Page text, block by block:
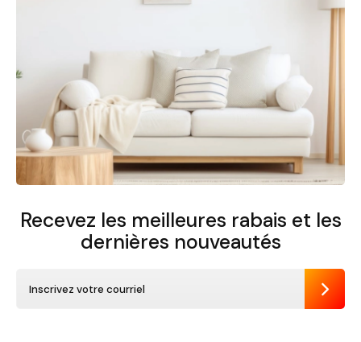
Recevez les meilleures rabais et les
dernières nouveautés